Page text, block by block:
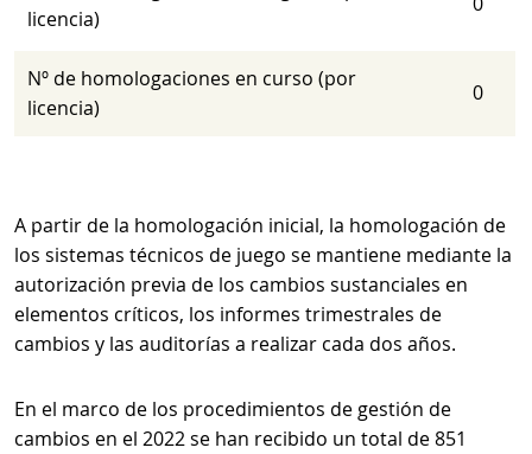
licencia)
Nº de homologaciones en curso (por
licencia)
0
A partir de la homologación inicial, la homologación de
los sistemas técnicos de juego se mantiene mediante la
autorización previa de los cambios sustanciales en
elementos críticos, los informes trimestrales de
cambios y las auditorías a realizar cada dos años.
En el marco de los procedimientos de gestión de
cambios en el 2022 se han recibido un total de 851